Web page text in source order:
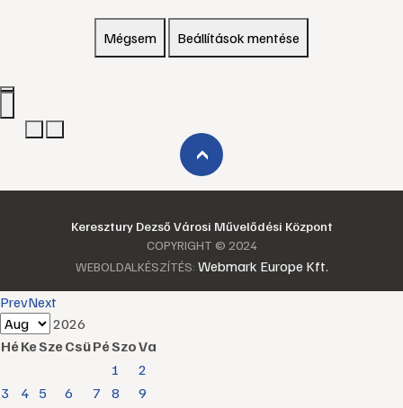
Mégsem Beállítások mentése
›
Keresztury Dezső Városi Művelődési Központ
COPYRIGHT © 2024
WEBOLDALKÉSZÍTÉS: Webmark Europe Kft.
PrevNext
2026
HéKeSzeCsüPéSzoVa
1
2
3
4 5 6 7 8
9